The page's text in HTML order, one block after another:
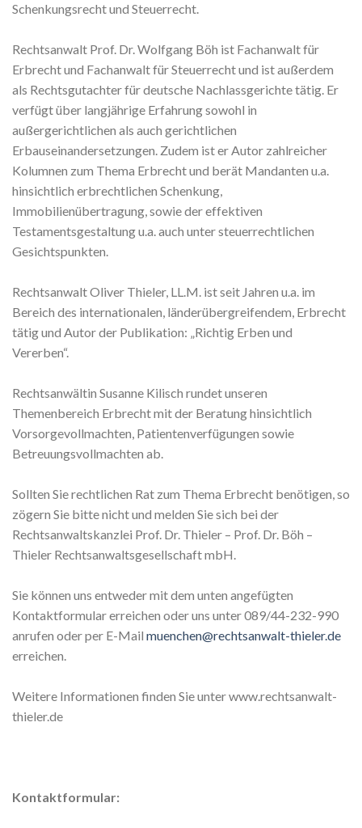
Schenkungsrecht und Steuerrecht.
Rechtsanwalt Prof. Dr. Wolfgang Böh ist Fachanwalt für
Erbrecht und Fachanwalt für Steuerrecht und ist außerdem
als Rechtsgutachter für deutsche Nachlassgerichte tätig. Er
verfügt über langjährige Erfahrung sowohl in
außergerichtlichen als auch gerichtlichen
Erbauseinandersetzungen. Zudem ist er Autor zahlreicher
Kolumnen zum Thema Erbrecht und berät Mandanten u.a.
hinsichtlich erbrechtlichen Schenkung,
Immobilienübertragung, sowie der effektiven
Testamentsgestaltung u.a. auch unter steuerrechtlichen
Gesichtspunkten.
Rechtsanwalt Oliver Thieler, LL.M. ist seit Jahren u.a. im
Bereich des internationalen, länderübergreifendem, Erbrecht
tätig und Autor der Publikation: „Richtig Erben und
Vererben“.
Rechtsanwältin Susanne Kilisch rundet unseren
Themenbereich Erbrecht mit der Beratung hinsichtlich
Vorsorgevollmachten, Patientenverfügungen sowie
Betreuungsvollmachten ab.
Sollten Sie rechtlichen Rat zum Thema Erbrecht benötigen, so
zögern Sie bitte nicht und melden Sie sich bei der
Rechtsanwaltskanzlei Prof. Dr. Thieler – Prof. Dr. Böh –
Thieler Rechtsanwaltsgesellschaft mbH.
Sie können uns entweder mit dem unten angefügten
Kontaktformular erreichen oder uns unter 089/44-232-990
anrufen oder per E-Mail muenchen@rechtsanwalt-thieler.de
erreichen.
Weitere Informationen finden Sie unter www.rechtsanwalt-
thieler.de
Kontaktformular: